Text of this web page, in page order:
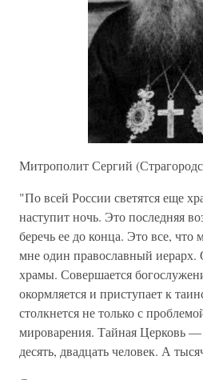
Митрополит Сергий
"По всей России светятся еще
наступит ночь. Это последняя
беречь ее до конца. Это все,
мне один православный
храмы. Совершается
окормляется и приступает к
столкнется не только с
мироварения. Тайная Церковь
десять, двадцать человек. А